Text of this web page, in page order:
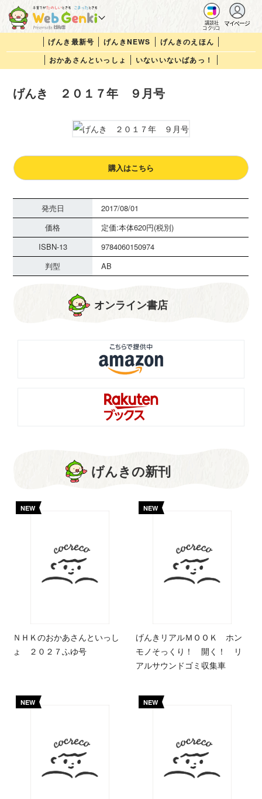
講談社
コクリコ
マイページ
げんき最新号 げんきNEWS
げんきのえほん
おかあさんといっしょ
いないいないばあっ！
げんき ２０１７年 ９月号
購入はこちら
発売日
2017/08/01
価格
定価:本体620円(税別)
ISBN-13
9784060150974
判型
AB
オンライン書店
げんきの新刊
NEW
ＮＨＫのおかあさんといっし
ょ ２０２７ふゆ号
NEW
げんきリアルＭＯＯＫ ホン
モノそっくり！ 開く！ リ
アルサウンドゴミ収集車
NEW NEW